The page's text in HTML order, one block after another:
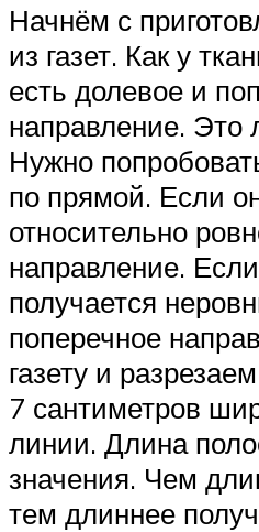
Начнём с
из газет. Как у
есть долевое и
направление. Это
Нужно
по прямой. Если
относительно
направление.
получается
поперечное
газету и
7 сантиметров
линии. Длина
значения. Чем
тем длиннее